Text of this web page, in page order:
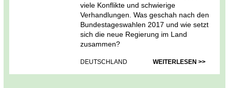
viele Konflikte und schwierige
Verhandlungen. Was geschah nach den
Bundestageswahlen 2017 und wie setzt
sich die neue Regierung im Land
zusammen?
DEUTSCHLAND WEITERLESEN >>